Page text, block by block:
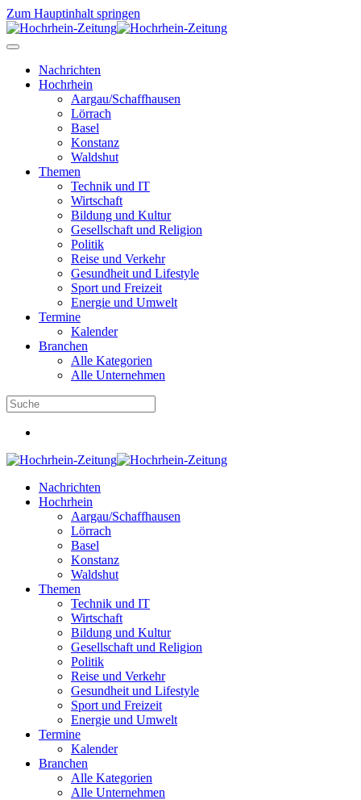
Zum Hauptinhalt springen
Nachrichten
Hochrhein
Aargau/Schaffhausen
Lörrach
Basel
Konstanz
Waldshut
Themen
Technik und IT
Wirtschaft
Bildung und Kultur
Gesellschaft und Religion
Politik
Reise und Verkehr
Gesundheit und Lifestyle
Sport und Freizeit
Energie und Umwelt
Termine
Kalender
Branchen
Alle Kategorien
Alle Unternehmen
Nachrichten
Hochrhein
Aargau/Schaffhausen
Lörrach
Basel
Konstanz
Waldshut
Themen
Technik und IT
Wirtschaft
Bildung und Kultur
Gesellschaft und Religion
Politik
Reise und Verkehr
Gesundheit und Lifestyle
Sport und Freizeit
Energie und Umwelt
Termine
Kalender
Branchen
Alle Kategorien
Alle Unternehmen